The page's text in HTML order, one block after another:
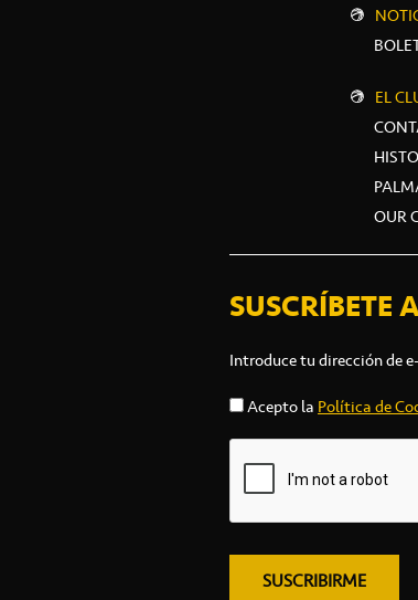
EL
OUR
SUSCRÍBETE
Introduce tu dirección de
Acepto la Política de